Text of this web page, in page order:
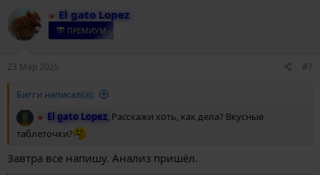
к
ц
и
El gato Lopez
ПРЕМИУМ
23 Мар 2025 #7
Бигги написал(а):
El gato Lopez, Расскажи хоть, как дела? Вкусные
таблеточки?
Завтра все напишу. Анализ пришёл.